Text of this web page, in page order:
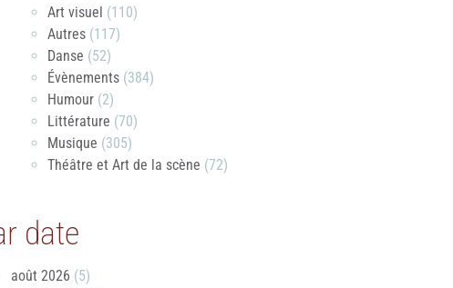
Art visuel (110)
Autres (117)
Danse (52)
Évènements (384)
Humour (2)
Littérature (70)
Musique (305)
Théâtre et Art de la scène (72)
date
août 2026 (5)